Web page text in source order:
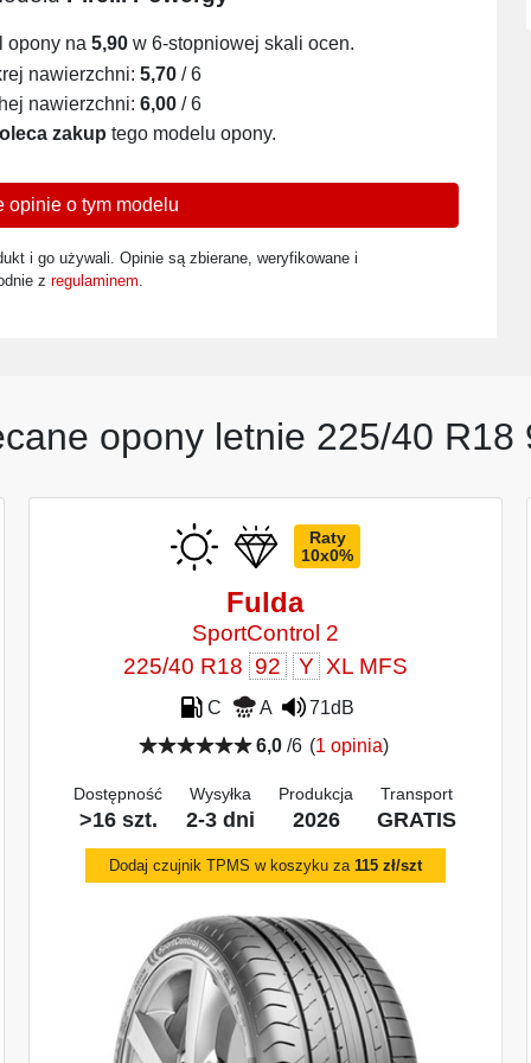
opony na 5,90w 6-stopniowej skali ocen.
nawierzchni: 5,70 / 6
nawierzchni: 6,00/ 6
zakup tego modelu opony.
opinie o tym modelu
i go używali. Opinie są zbierane, weryfikowane i
z regulaminem.
opony letnie 225/40 R18
Raty
10x0%
Fulda
SportControl 2
225/40 R18 92 Y XL MFS
C A
71dB
6,0/6 (1 opinia)
Dostępność
>16 szt.
Wysyłka
2-3 dni
Produkcja
2026
Transport
GRATIS
Dodaj czujnik TPMS w koszyku za 115 zł/szt